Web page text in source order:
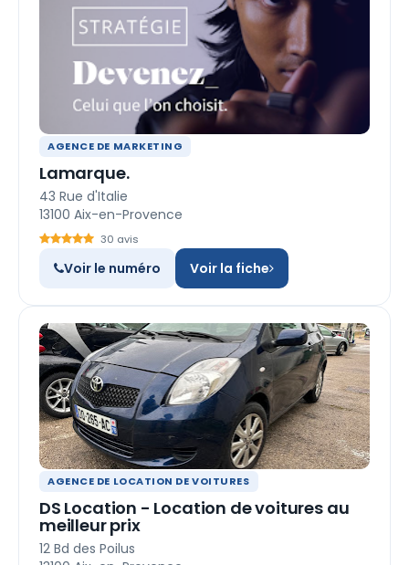
AGENCE DE MARKETING
Lamarque.
43 Rue d'Italie
13100 Aix-en-Provence
30 avis
Voir le numéro Voir la fiche
AGENCE DE LOCATION DE VOITURES
DS Location - Location de voitures au
meilleur prix
12 Bd des Poilus